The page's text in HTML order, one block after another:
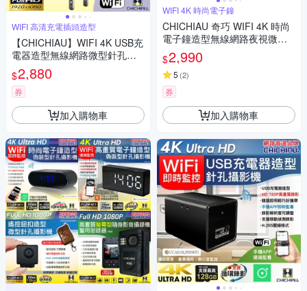
WIFI 高清充電插頭造型
【CHICHIAU】WIFI 4K USB充
電器造型無線網路微型針孔攝
影機M7
$2,880
券
加入購物車
WIFI 4K 時尚電子鐘
CHICHIAU 奇巧 WIFI 4K 時尚
電子鐘造型無線網路夜視微型
針孔攝影機CK2 影音記錄器
$2,990
5 (2)
券
加入購物車